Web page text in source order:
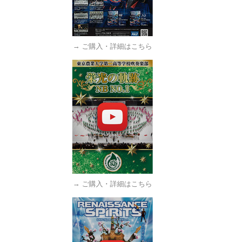
→ ご購入・詳細はこちら
→ ご購入・詳細はこちら